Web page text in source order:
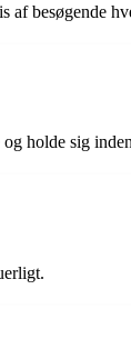
af besøgende
holde sig